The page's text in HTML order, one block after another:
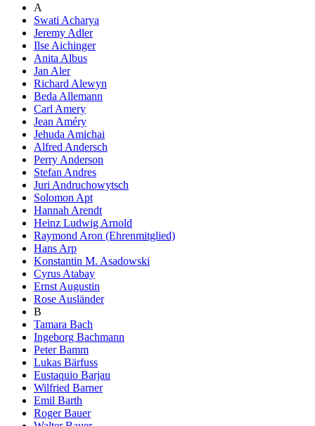
A
Swati Acharya
Jeremy Adler
Ilse Aichinger
Anita Albus
Jan Aler
Richard Alewyn
Beda Allemann
Carl Amery
Jean Améry
Jehuda Amichai
Alfred Andersch
Perry Anderson
Stefan Andres
Juri Andruchowytsch
Solomon Apt
Hannah Arendt
Heinz Ludwig Arnold
Raymond Aron (Ehrenmitglied)
Hans Arp
Konstantin M. Asadowski
Cyrus Atabay
Ernst Augustin
Rose Ausländer
B
Tamara Bach
Ingeborg Bachmann
Peter Bamm
Lukas Bärfuss
Eustaquio Barjau
Wilfried Barner
Emil Barth
Roger Bauer